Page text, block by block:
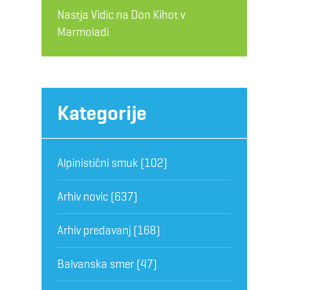
Nastja Vidicna Don Kihot v
Marmoladi
Kategorije
Alpinistični smuk(102)
Arhiv novic(637)
Arhiv predavanj(168)
Balvanska smer(47)